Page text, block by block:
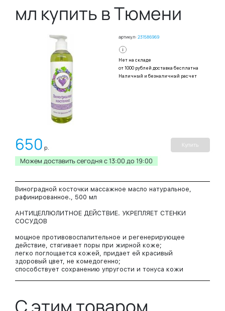
мл купить в Тюмени
артикул: 231586969
Нет на складе
от 1000 рублей доставка бесплатна
Наличный и безналичный расчет
650 р. Купить
Можем доставить сегодня c 13:00 до 19:00
Виноградной косточки массажное масло натуральное,
рафинированное., 500 мл
АНТИЦЕЛЛЮЛИТНОЕ ДЕЙСТВИЕ. УКРЕПЛЯЕТ СТЕНКИ
СОСУДОВ
мощное противовоспалительное и регенерирующее
действие, стягивает поры при жирной коже;
легко поглощается кожей, придает ей красивый
здоровый цвет, не комедогенно;
способствует сохранению упругости и тонуса кожи
лимфатических сосудов, потенцируя кровообращение,
благодаря процианидам – сильнейшим антиоксидантам,